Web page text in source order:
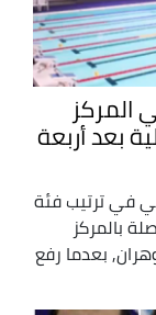
بـ23 ميدالية بعد أربعة
في ترتيب فئة
بالمركز
بعدما رفع